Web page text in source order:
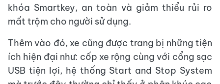
khóa Smartkey, an toàn và giảm thiểu rủi ro
mất trộm cho người sử dụng.
Thêm vào đó, xe cũng được trang bị những tiện
ích hiện đại như: cốp xe rộng cùng với cổng sạc
USB tiện lợi, hệ thống Start and Stop System